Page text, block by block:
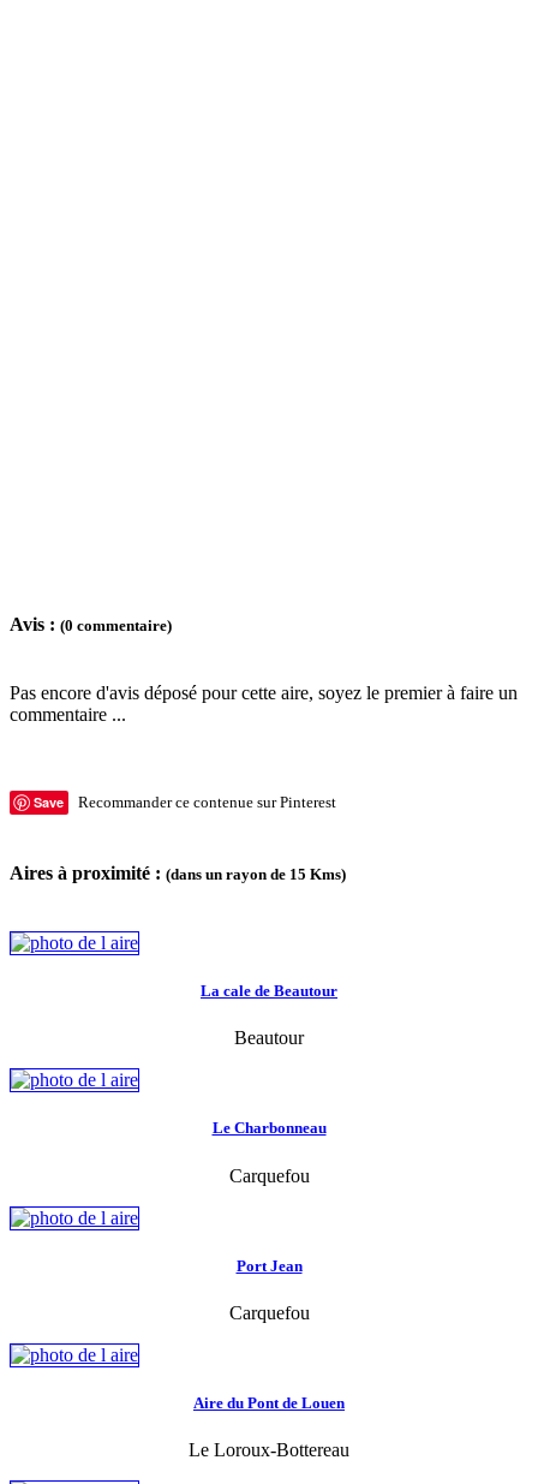
Avis : (0 commentaire)
Pas encore d'avis déposé pour cette aire, soyez le premier à faire un
commentaire ...
Save Recommander ce contenue sur Pinterest
Aires à proximité : (dans un rayon de 15 Kms)
La cale de Beautour
Beautour
Le Charbonneau
Carquefou
Port Jean
Carquefou
Aire du Pont de Louen
Le Loroux-Bottereau